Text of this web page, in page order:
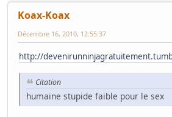
Koax-Koax
Décembre 16, 2010, 12:55:37
http://
Citation
humaine stupide faible pour le sex